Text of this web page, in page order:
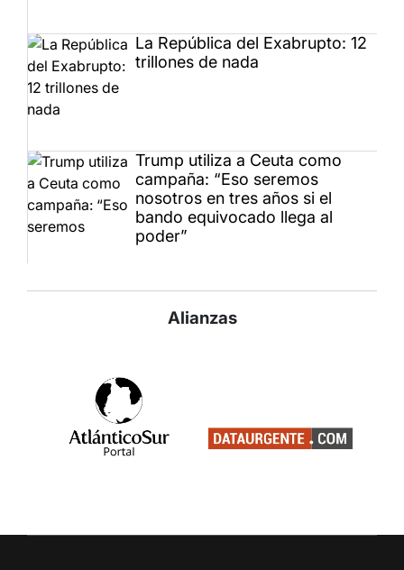
La República del Exabrupto: 12
trillones de nada
Trump utiliza a Ceuta como
campaña: “Eso seremos
nosotros en tres años si el
bando equivocado llega al
poder”
Alianzas